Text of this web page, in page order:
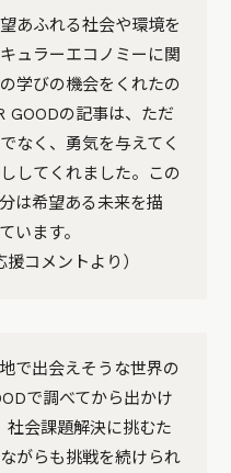
あふれる社会や環境を
ュラーエコノミーに関
学びの機会をくれたの
GOODの記事は、ただ
なく、勇気を与えてく
してくれました。この
は希望ある未来を描
います。
コメントより）
で出会えそうな世界の
で調べてから出かけ
社会課題解決に挑むた
がらも挑戦を続けられ